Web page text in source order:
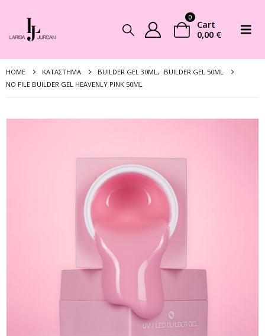
0
Cart
0,00 €
HOME ΚΑΤΆΣΤΗΜΑ BUILDER GEL 30ML,
BUILDER GEL 50ML
NO FILE BUILDER GEL HEAVENLY PINK 50ML